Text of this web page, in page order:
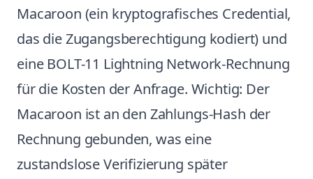
Macaroon (ein kryptografisches Credential,
das die Zugangsberechtigung kodiert) und
eine BOLT-11 Lightning Network-Rechnung
für die Kosten der Anfrage. Wichtig: Der
Macaroon ist an den Zahlungs-Hash der
Rechnung gebunden, was eine
zustandslose Verifizierung später